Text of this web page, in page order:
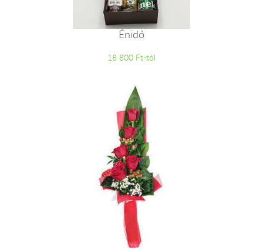
Énidő
18 800 Ft-tól